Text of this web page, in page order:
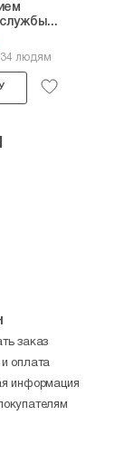
людям
заказ
оплата
информация